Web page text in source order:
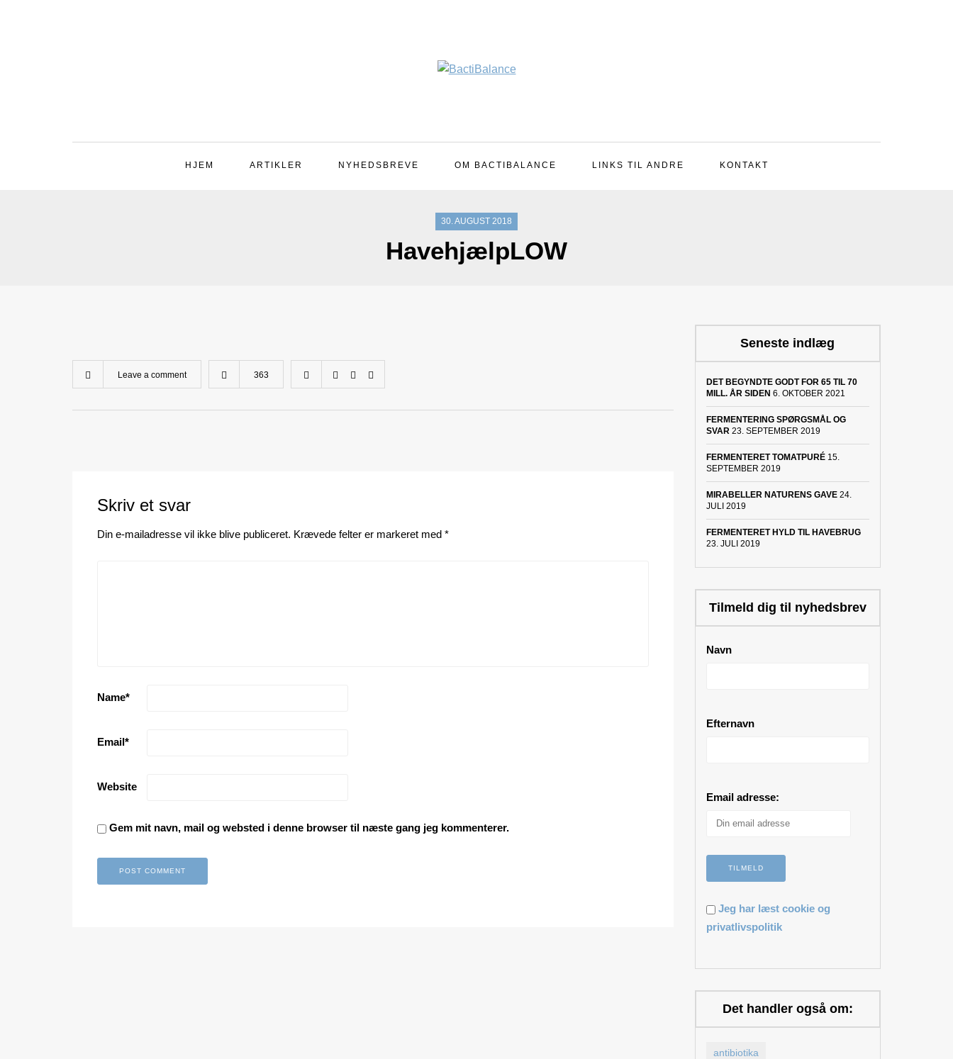
HJEM ARTIKLER NYHEDSBREVE OM BACTIBALANCE LINKS TIL ANDRE KONTAKT
30. AUGUST 2018
HavehjælpLOW
Leave a comment 363
Skriv et svar
Din e-mailadresse vil ikke blive publiceret. Krævede felter er markeret med *
Name*
Email*
Website
Gem mit navn, mail og websted i denne browser til næste gang jeg kommenterer.
Seneste indlæg
DET BEGYNDTE GODT FOR 65 TIL 70
MILL. ÅR SIDEN 6. OKTOBER 2021
FERMENTERING SPØRGSMÅL OG
SVAR 23. SEPTEMBER 2019
FERMENTERET TOMATPURÉ 15.
SEPTEMBER 2019
MIRABELLER NATURENS GAVE 24.
JULI 2019
FERMENTERET HYLD TIL HAVEBRUG
23. JULI 2019
Tilmeld dig til nyhedsbrev
Navn
Efternavn
Email adresse:
Jeg har læst cookie og
privatlivspolitik
Det handler også om:
antibiotika